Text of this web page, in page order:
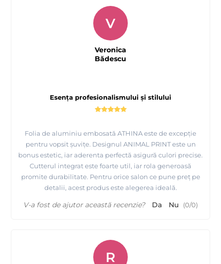
Esența profesionalismului și stilului
Folia de aluminiu embosată ATHINA este de excepție
pentru vopsit șuvițe. Designul ANIMAL PRINT este un
bonus estetic, iar aderenta perfectă asigură culori precise.
Cutterul integrat este foarte util, iar rola generoasă
promite durabilitate. Pentru orice salon ce pune preț pe
detalii, acest produs este alegerea ideală.
V
Veronica
Bădescu
V-a fost de ajutor această recenzie? Da Nu (0/0)
R